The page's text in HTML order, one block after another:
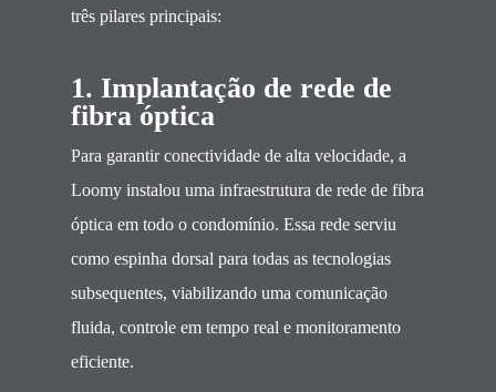
três pilares principais:
1. Implantação de rede de
fibra óptica
Para garantir conectividade de alta velocidade, a
Loomy instalou uma infraestrutura de rede de fibra
óptica em todo o condomínio. Essa rede serviu
como espinha dorsal para todas as tecnologias
subsequentes, viabilizando uma comunicação
fluida, controle em tempo real e monitoramento
eficiente.